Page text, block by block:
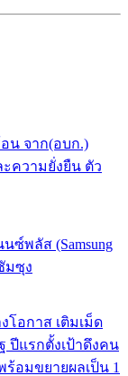
น จาก(อบก.)
ความยั่งยืน ตัว
ซ์พลัส (Samsung
มซุง
โอกาส เติมเม็ด
ปีแรกตั้งเป้าดึงคน
อมขยายผลเป็น 1